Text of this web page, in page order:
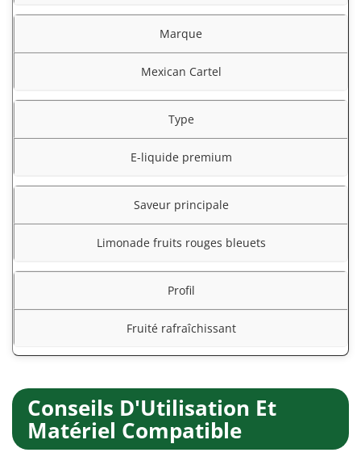
Marque
Mexican Cartel
Type
E-liquide premium
Saveur principale
Limonade fruits rouges bleuets
Profil
Fruité rafraîchissant
Conseils D'Utilisation Et
Matériel Compatible